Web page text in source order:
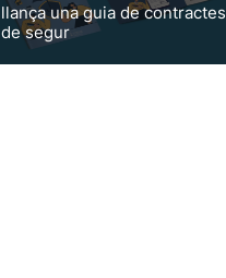
llança una guia de contractes
de segur